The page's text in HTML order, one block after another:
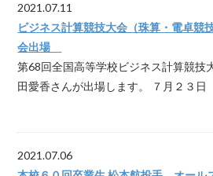
2021.07.11
ビジネス計算競技大会（珠算・電卓競
会出場
第68回全国高等学校ビジネス計算競
田愛香さんが出場します。 ７月２３日
2021.07.06